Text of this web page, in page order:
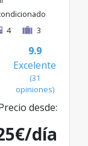
4 3
9.9
Excelente
(31
opiniones)
desde:
día